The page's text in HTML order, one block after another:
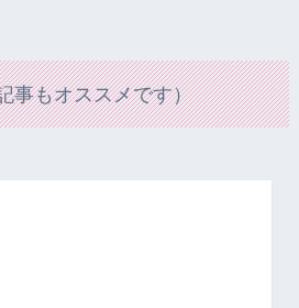
事もオススメです）